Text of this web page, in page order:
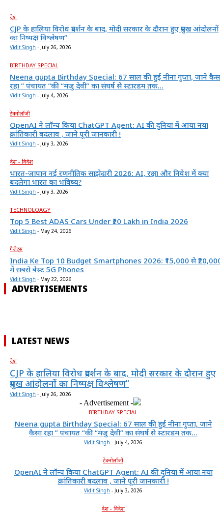
देश
CJP के हालिया विरोध प्रदर्शन के बाद, मोदी सरकार के दौरान हुए प्रमुख आंदोलनों
का निष्पक्ष विश्लेषण”
Vidit Singh - July 26, 2026
BIRTHDAY SPECIAL
Neena gupta Birthday Special: 67 साल की हुईं नीना गुप्ता, जाने
रहा ” पंचायत “की “मंजु देवी” का संघर्ष से स्टारडम तक...
Vidit Singh - July 4, 2026
टेक्नोलॉजी
OpenAI ने लॉन्च किया ChatGPT Agent: AI की दुनिया में आया नया
क्रांतिकारी बदलाव , जाने पूरी जानकारी !
Vidit Singh - July 3, 2026
देश - विदेश
भारत-जापान नई रणनीतिक साझेदारी 2026: AI, रक्षा और निवेश में क्या
बदलेगा भारत का भविष्य?
Vidit Singh - July 3, 2026
TECHNOLOAGY
Top 5 Best ADAS Cars Under ₹20 Lakh in India 2026
Vidit Singh - May 24, 2026
गैजेट्स
India Ke Top 10 Budget Smartphones 2026: ₹15,000 से
में सबसे बेस्ट 5G Phones
Vidit Singh - May 22, 2026
ADVERTISEMENTS
LATEST NEWS
देश
CJP के हालिया विरोध प्रदर्शन के बाद, मोदी सरकार के दौरान हुए
प्रमुख आंदोलनों का निष्पक्ष विश्लेषण”
Vidit Singh - July 26, 2026
- Advertisement -
BIRTHDAY SPECIAL
Neena gupta Birthday Special: 67 साल की हुईं नीना गुप्ता, जाने
कैसा रहा ” पंचायत “की “मंजु देवी” का संघर्ष से स्टारडम तक...
Vidit Singh - July 4, 2026
टेक्नोलॉजी
OpenAI ने लॉन्च किया ChatGPT Agent: AI की दुनिया में आया नया
क्रांतिकारी बदलाव , जाने पूरी जानकारी !
Vidit Singh - July 3, 2026
देश - विदेश